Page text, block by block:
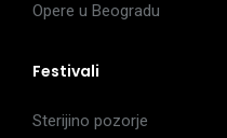
Opere u Beogradu
Festivali
Sterijino pozorje